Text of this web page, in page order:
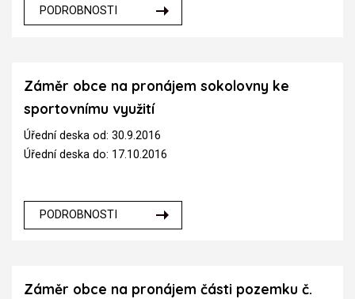
PODROBNOSTI
Záměr obce na pronájem sokolovny ke
sportovnímu využití
Úřední deska od: 30.9.2016
Úřední deska do: 17.10.2016
PODROBNOSTI
Záměr obce na pronájem části pozemku č.